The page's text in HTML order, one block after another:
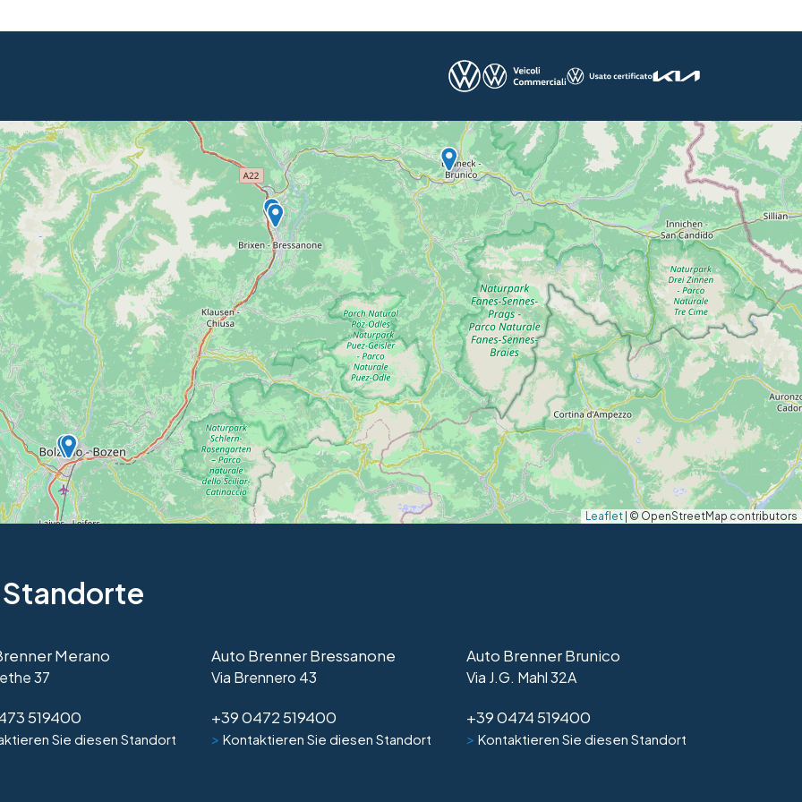
Leaflet © OpenStreetMap contributors
Standorte
Merano
37
519400
Sie diesen Standort
Auto Brenner Bressanone
Via Brennero 43
+39 0472 519400
> Kontaktieren Sie diesen Standort
Auto Brenner Brunico
Via J.G. Mahl 32A
+39 0474 519400
> Kontaktieren Sie diesen Standort